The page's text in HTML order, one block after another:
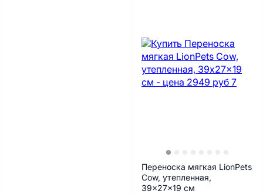
Переноска мягкая LionPets
Cow, утепленная,
39x27x19 см